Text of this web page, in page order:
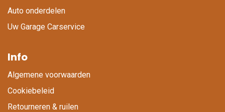
Auto onderdelen
Uw Garage Carservice
Info
Algemene voorwaarden
Cookiebeleid
Retourneren & ruilen